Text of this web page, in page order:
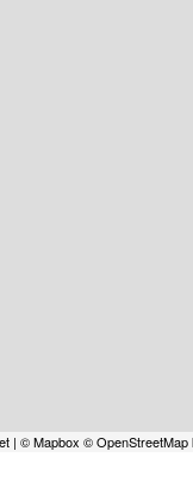
| ©Mapbox ©OpenStreetMap